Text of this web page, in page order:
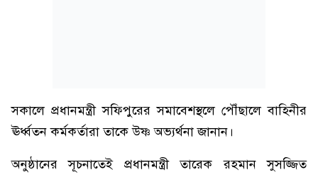
সকালে প্রধানমন্ত্রী সফিপুরের সমাবেশস্থলে পৌঁছালে বাহিনীর
ঊর্ধ্বতন কর্মকর্তারা তাকে উষ্ণ অভ্যর্থনা জানান।
অনুষ্ঠানের সূচনাতেই প্রধানমন্ত্রী তারেক রহমান সুসজ্জিত